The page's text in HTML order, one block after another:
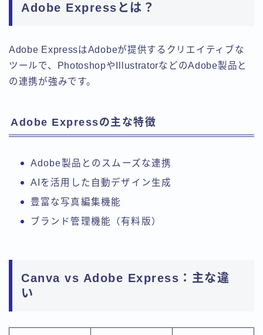
Adobe Expressとは？
Adobe ExpressはAdobeが提供するクリエイティブな
ツールで、PhotoshopやIllustratorなどのAdobe製品と
の連携が強みです。
Adobe Expressの主な特徴
Adobe製品とのスムーズな連携
AIを活用した自動デザイン生成
豊富な写真編集機能
ブランド管理機能（有料版）
Canva vs Adobe Express：主な違
い